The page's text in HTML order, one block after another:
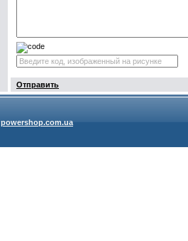
Отправить
powershop.com.ua